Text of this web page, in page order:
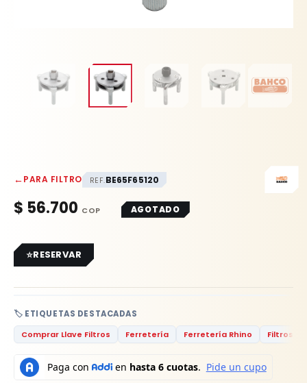
←PARA FILTRO REF.BE65F65120
$ 56.700 AGOTADO
🏷️ ETIQUETAS DESTACADAS
Comprar Llave Filtros
Ferretería Ferretería Rhino Filtros
RESERVAR